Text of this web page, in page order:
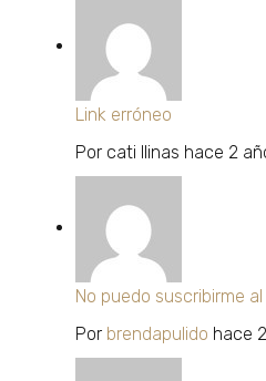
Link erróneo
Por cati llinas hace 2
No puedo suscribirme
Por brendapulido hace